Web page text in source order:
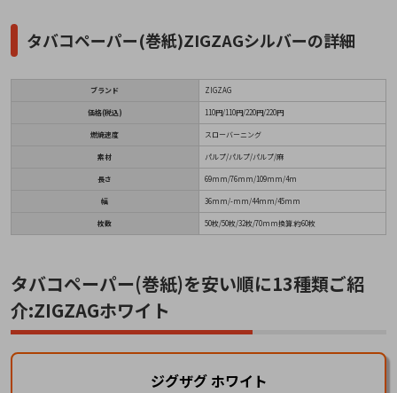
タバコペーパー(巻紙)ZIGZAGシルバーの詳細
ブランド ZIGZAG
価格(税込) 110円/110円/220円/220円
燃焼速度 スローバーニング
素材 パルプ/パルプ/パルプ/麻
長さ 69mm/76mm/109mm/4m
幅 36mm/-mm/44mm/45mm
枚数 50枚/50枚/32枚/70mm換算:約60枚
タバコペーパー(巻紙)を安い順に13種類ご紹
介:ZIGZAGホワイト
ジグザグ ホワイト